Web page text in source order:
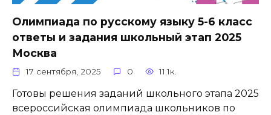
Олимпиада по русскому языку 5-6 класс
ответы и задания школьный этап 2025
Москва
17 сентября, 2025 0 11.1к.
Готовы решения заданий школьного этапа 2025
всероссийская олимпиада школьников по